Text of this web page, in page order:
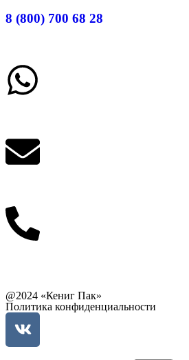
8 (800) 700 68 28
@2024 «Кениг Пак»
Политика конфиденциальности